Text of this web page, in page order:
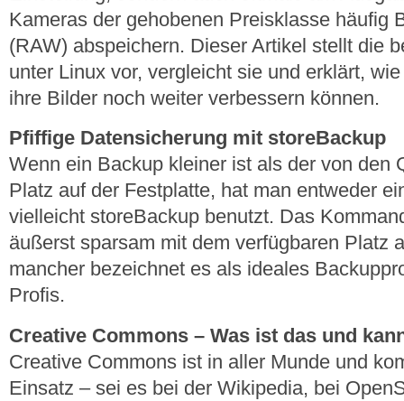
Kameras der gehobenen Preisklasse häufig
(RAW) abspeichern. Dieser Artikel stellt die
unter Linux vor, vergleicht sie und erklärt,
ihre Bilder noch weiter verbessern können.
Pfiffige Datensicherung mit storeBackup
Wenn ein Backup kleiner ist als der von den
Platz auf der Festplatte, hat man entweder
vielleicht storeBackup benutzt. Das
äußerst sparsam mit dem verfügbaren Platz
mancher bezeichnet es als ideales
Profis.
Creative Commons – Was ist das und
Creative Commons ist in aller Munde und
Einsatz – sei es bei der Wikipedia, bei